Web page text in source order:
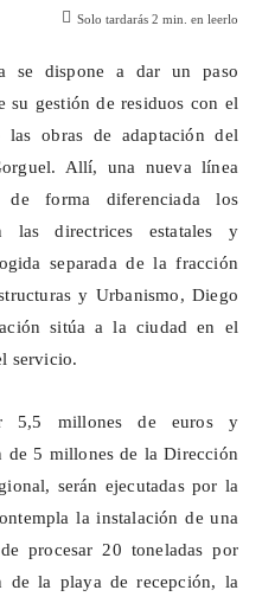
Solo tardarás 2 min. en leerlo
se dispone a dar un paso
su gestión de residuos con el
obras de adaptación del
. Allí, una nueva línea
de forma diferenciada los
las directrices estatales y
separada de la fracción
y Urbanismo, Diego
sitúa a la ciudad en el
servicio.
5,5 millones de euros y
de 5 millones de la Dirección
serán ejecutadas por la
la instalación de una
procesar 20 toneladas por
de la playa de recepción, la